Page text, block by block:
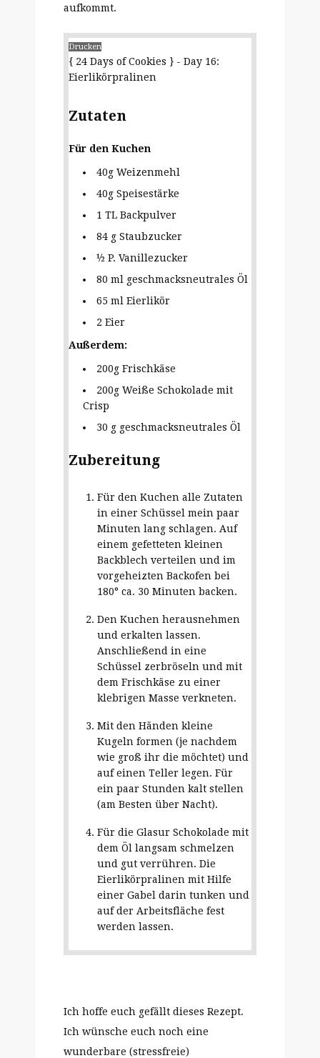
aufkommt.
Drucken
{ 24 Days of Cookies } - Day 16:
Eierlikörpralinen
Zutaten
Für den Kuchen
40g Weizenmehl
40g Speisestärke
1 TL Backpulver
84 g Staubzucker
½ P. Vanillezucker
80 ml geschmacksneutrales Öl
65 ml Eierlikör
2 Eier
Außerdem:
200g Frischkäse
200g Weiße Schokolade mit
Crisp
30 g geschmacksneutrales Öl
Zubereitung
Für den Kuchen alle Zutaten
in einer Schüssel mein paar
Minuten lang schlagen. Auf
einem gefetteten kleinen
Backblech verteilen und im
vorgeheizten Backofen bei
180° ca. 30 Minuten backen.
Den Kuchen herausnehmen
und erkalten lassen.
Anschließend in eine
Schüssel zerbröseln und mit
dem Frischkäse zu einer
klebrigen Masse verkneten.
Mit den Händen kleine
Kugeln formen (je nachdem
wie groß ihr die möchtet) und
auf einen Teller legen. Für
ein paar Stunden kalt stellen
(am Besten über Nacht).
Für die Glasur Schokolade mit
dem Öl langsam schmelzen
und gut verrühren. Die
Eierlikörpralinen mit Hilfe
einer Gabel darin tunken und
auf der Arbeitsfläche fest
werden lassen.
Ich hoffe euch gefällt dieses Rezept.
Ich wünsche euch noch eine
wunderbare (stressfreie)